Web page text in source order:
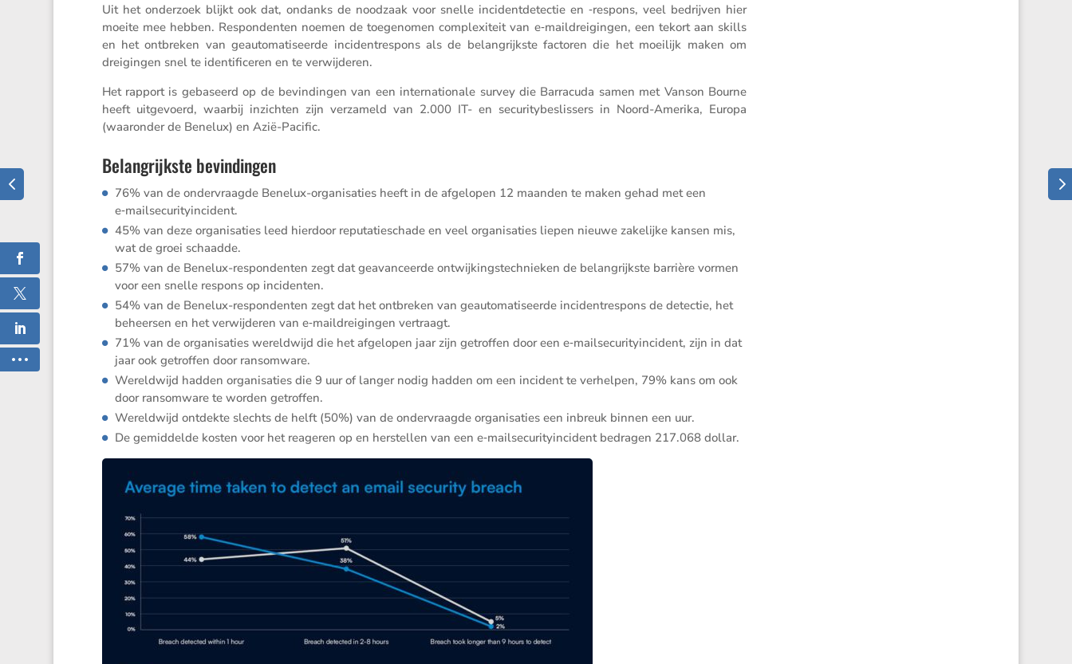
Uit het onder­zoek blijkt ook dat, ondanks de noodzaak voor snelle incident­de­tectie en ‑respons, veel bedrijven hier
moeite mee hebben. Respon­denten noemen de toege­nomen complexi­teit van e‑maildreigingen, een tekort aan skills
en het ontbreken van geauto­ma­ti­seerde inciden­tres­pons als de belang­rijkste factoren die het moeilijk maken om
dreigingen snel te identi­fi­ceren en te verwijderen.
Het rapport is gebaseerd op de bevin­dingen van een inter­na­ti­o­nale survey die Barra­cuda samen met Vanson Bourne
heeft uitge­voerd, waarbij inzichten zijn verza­meld van 2.000 IT- en securi­ty­be­slis­sers in Noord-Amerika, Europa
(waaronder de Benelux) en Azië-Pacific.
Belangrijkste bevindingen
76% van de onder­vraagde Benelux-organi­sa­ties heeft in de afgelopen 12 maanden te maken gehad met een
e‑mailsecurityincident.
45% van deze organi­sa­ties leed hierdoor reputa­tie­schade en veel organi­sa­ties liepen nieuwe zakelijke kansen mis,
wat de groei schaadde.
57% van de Benelux-respon­denten zegt dat geavan­ceerde ontwij­kings­tech­nieken de belang­rijkste barrière vormen
voor een snelle respons op incidenten.
54% van de Benelux-respon­denten zegt dat het ontbreken van geauto­ma­ti­seerde inciden­tres­pons de detectie, het
beheersen en het verwij­deren van e‑maildreigingen vertraagt.
71% van de organi­sa­ties wereld­wijd die het afgelopen jaar zijn getroffen door een e‑mailsecurityincident, zijn in dat
jaar ook getroffen door ransomware.
Wereld­wijd hadden organi­sa­ties die 9 uur of langer nodig hadden om een incident te verhelpen, 79% kans om ook
door ransom­ware te worden getroffen.
Wereld­wijd ontdekte slechts de helft (50%) van de onder­vraagde organi­sa­ties een inbreuk binnen een uur.
De gemid­delde kosten voor het reageren op en herstellen van een e‑mailsecurityincident bedragen 217.068 dollar.